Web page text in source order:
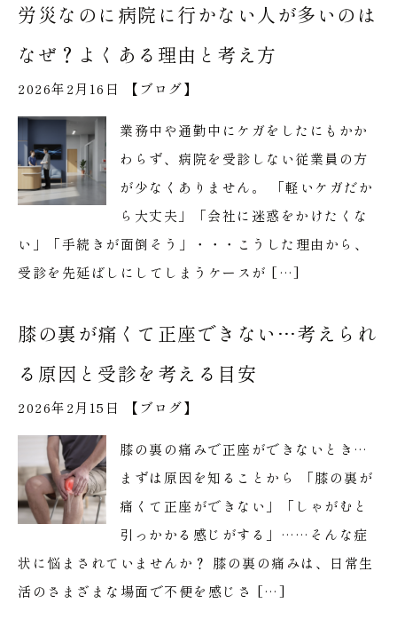
労災なのに病院に行かない人が多いのは
なぜ？よくある理由と考え方
2026年2月16日 【 ブログ】
業務中や通勤中にケガをしたにもかか
わらず、病院を受診しない従業員の方
が少なくありません。 「軽いケガだか
ら大丈夫」「会社に迷惑をかけたくな
い」「手続きが面倒そう」・・・こうした理由から、
受診を先延ばしにしてしまうケースが […]
膝の裏が痛くて正座できない…考えられ
る原因と受診を考える目安
2026年2月15日 【 ブログ】
膝の裏の痛みで正座ができないとき…
まずは原因を知ることから 「膝の裏が
痛くて正座ができない」「しゃがむと
引っかかる感じがする」……そんな症
状に悩まされていませんか？ 膝の裏の痛みは、日常生
活のさまざまな場面で不便を感じさ […]